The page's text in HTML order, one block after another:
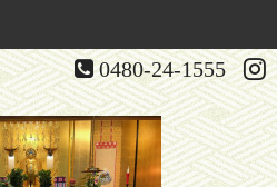
0480-24-1555